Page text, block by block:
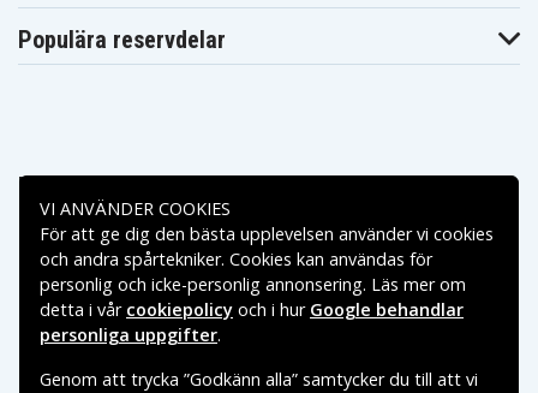
Populära reservdelar
Betalningsalternativ
Leveransalternativ
VI ANVÄNDER COOKIES
För att ge dig den bästa upplevelsen använder vi cookies
och andra spårtekniker. Cookies kan användas för
personlig och icke-personlig annonsering. Läs mer om
detta i vår cookiepolicy och i hur Google behandlar
personliga uppgifter.
Genom att trycka ”Godkänn alla” samtycker du till att vi